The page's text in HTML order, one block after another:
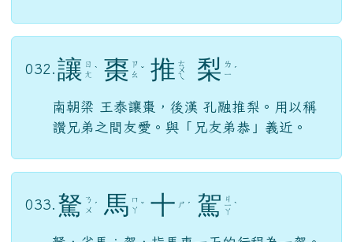
032. 讓 ㄖ
ㄤ ˋ 棗 ㄗ
ㄠ ˇ 推 ㄊ
ㄨ
ㄟ 梨 ㄌ
ㄧ ˊ
南朝梁 王泰讓棗，後漢 孔融推梨。用以稱
讚兄弟之間友愛。與「兄友弟恭」義近。
033. 駑 ㄋ
ㄨ ˊ 馬 ㄇ
ㄚ ˇ 十 ㄕ ˊ 駕 ㄐ
ㄧ
ㄚ
ˋ